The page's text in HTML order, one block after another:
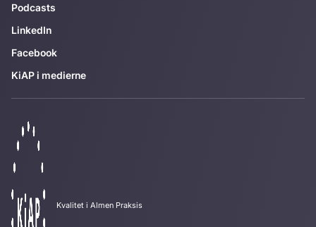
Podcasts
LinkedIn
Facebook
KiAP i medierne
Kvalitet i Almen Praksis